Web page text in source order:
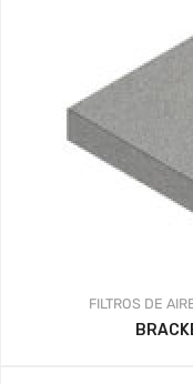
FILTROS DE